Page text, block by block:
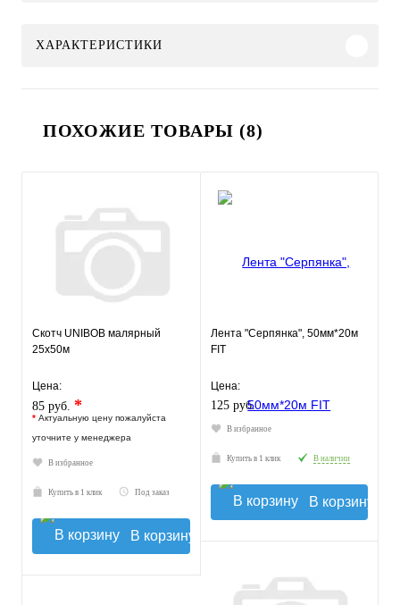
ХАРАКТЕРИСТИКИ
ПОХОЖИЕ ТОВАРЫ (8)
Скотч UNIBOB малярный
25х50м
Цена:
85 руб. *
* Актуальную цену пожалуйста
уточните у менеджера
В избранное
Купить в 1 клик Под заказ
В корзину
Лента "Серпянка", 50мм*20м
FIT
Цена:
125 руб.
В избранное
Купить в 1 клик В наличии
В корзину